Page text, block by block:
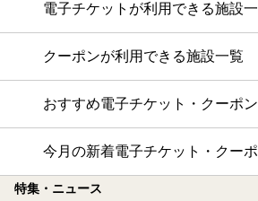
電子チケットが利用できる施設
クーポンが利用できる施設一覧
おすすめ電子チケット・クーポ
今月の新着電子チケット・クー
特集・ニュース